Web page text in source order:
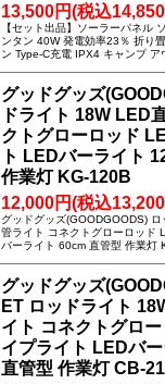
13,500円(税込
【セット出品】ソーラーパネル
ンタン 40W 発電効率23％ 折り
ン Type-C充電 IPX4 キャンプ ア
グッドグッズ
ドライト 18W LED
クトグローロッド
ト LEDバーライト
作業灯 KG-120B
12,000円(税込
グッドグッズ(GOODGOODS)
管ライト コネクトグローロッド
バーライト 60cm 直管型 作業灯
グッドグッズ
ET ロッドライト
イト コネクトグロ
イプライト LEDバ
直管型 作業灯 CB-